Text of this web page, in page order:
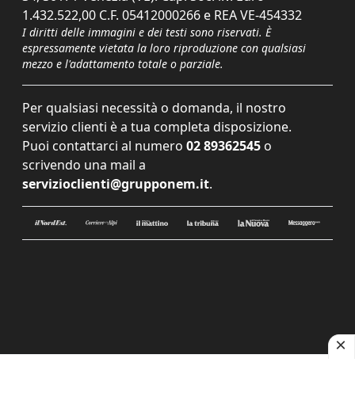
1.432.522,00 C.F. 05412000266 e REA VE-454332
I diritti delle immagini e dei testi sono riservati. È
espressamente vietata la loro riproduzione con qualsiasi
mezzo e l'adattamento totale o parziale.
Per qualsiasi necessità o domanda, il nostro
servizio clienti è a tua completa disposizione.
Puoi contattarci al numero 02 89362545 o
scrivendo una mail a
servizioclienti@grupponem.it.